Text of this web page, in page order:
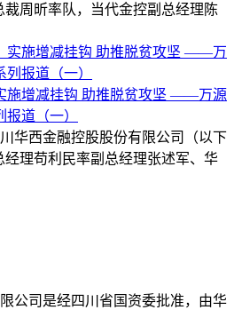
裁周昕率队，当代金控副总经理陈
施增减挂钩 助推脱贫攻坚 ——万源
道（一）
华西金融控股股份有限公司（以下
经理苟利民率副总经理张述军、华
公司是经四川省国资委批准，由华